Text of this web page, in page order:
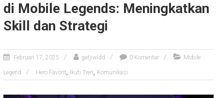
di Mobile Legends: Meningkatkan
Skill dan Strategi
Februari 17, 2025 gatjiwldd 0 Komentar Mobile
Legend Hero Favorit, Ikuti Tren, Komunikasi